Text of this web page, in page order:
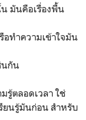
น มันคือเรื่องพื้น
อทำความเข้าใจมัน
นกัน
รู้ตลอดเวลา ใช่
ยนรู้มันก่อน สำหรับ